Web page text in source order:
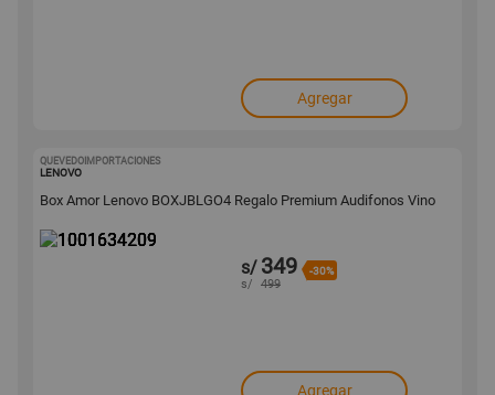
Agregar
QUEVEDOIMPORTACIONES
LENOVO
Box Amor Lenovo BOXJBLGO4 Regalo Premium Audifonos Vino
s/ 349 -30%
s/ 499
Agregar